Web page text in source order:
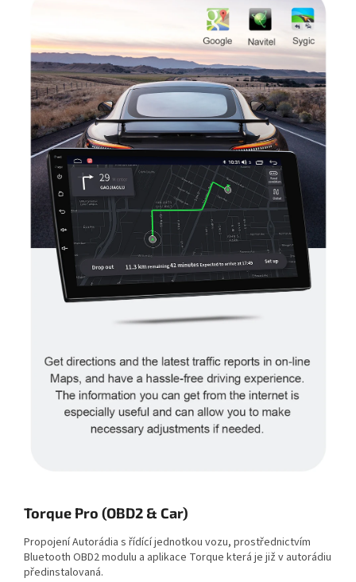
Torque Pro (OBD2 & Car)
Propojení Autorádia s řídící jednotkou vozu, prostřednictvím
Bluetooth OBD2 modulu a aplikace Torque která je již v autorádiu
předinstalovaná.